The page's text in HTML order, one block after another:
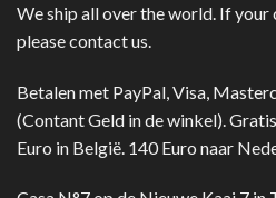
We ship all over the world. If
please contact us.
Betalen met PayPal, Visa,
(Contant Geld in de winkel).
Euro in België. 140 Euro naar